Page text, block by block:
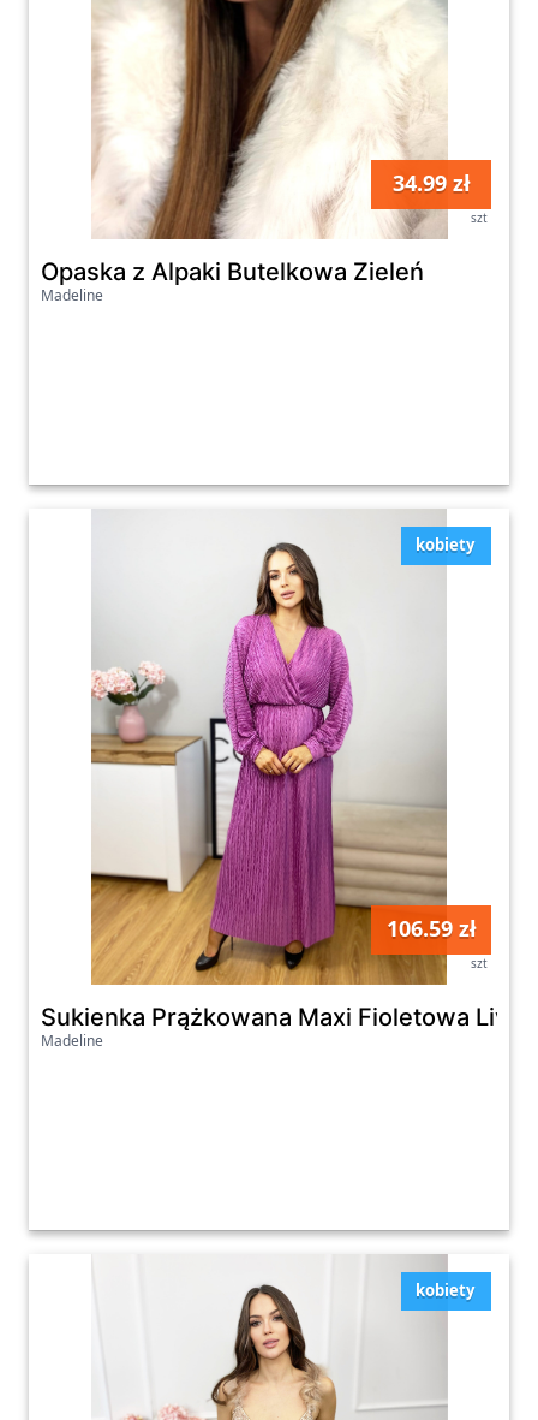
34.99 zł
szt
Opaska z Alpaki Butelkowa Zieleń
Madeline
kobiety
106.59 zł
szt
Sukienka Prążkowana Maxi Fioletowa Livia
Madeline
kobiety